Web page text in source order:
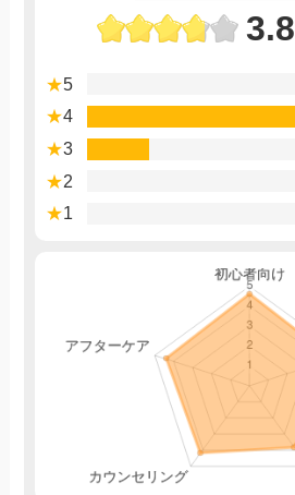
3.8
★5
★4
★3
★2
★1